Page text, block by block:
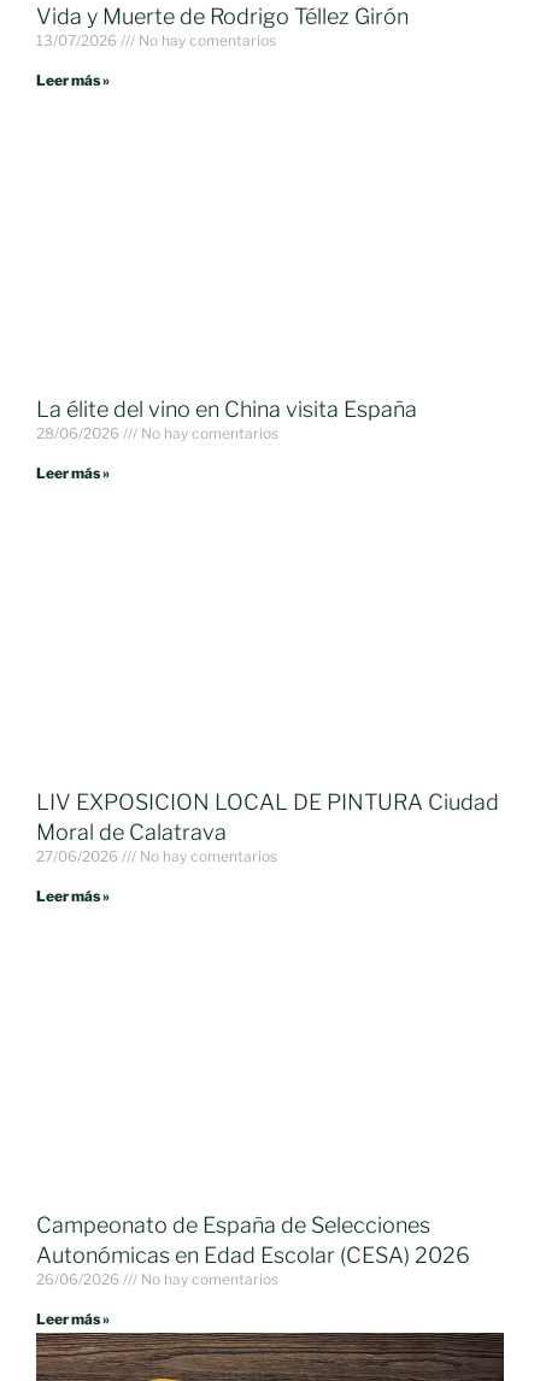
Vida y Muerte de Rodrigo Téllez Girón
13/07/2026 No hay comentarios
Leer más »
La élite del vino en China visita España
28/06/2026 No hay comentarios
Leer más »
LIV EXPOSICION LOCAL DE PINTURA Ciudad
Moral de Calatrava
27/06/2026 No hay comentarios
Leer más »
Campeonato de España de Selecciones
Autonómicas en Edad Escolar (CESA) 2026
26/06/2026 No hay comentarios
Leer más »